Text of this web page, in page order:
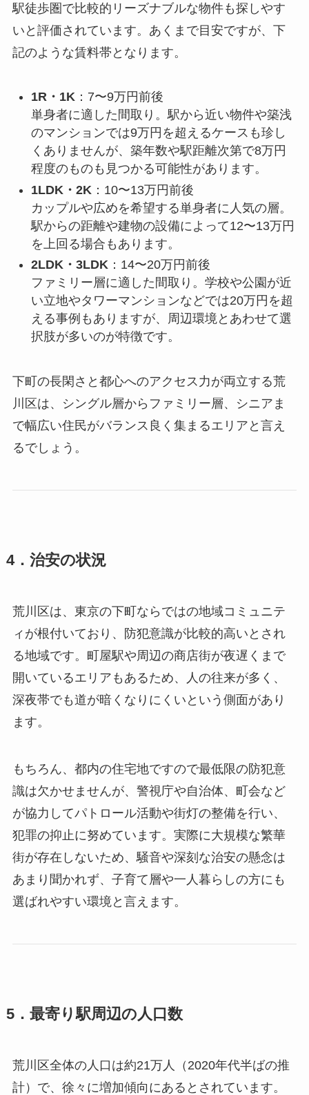
駅徒歩圏で比較的リーズナブルな物件も探しやす
いと評価されています。あくまで目安ですが、下
記のような賃料帯となります。
1R・1K：7〜9万円前後
単身者に適した間取り。駅から近い物件や築浅
のマンションでは9万円を超えるケースも珍し
くありませんが、築年数や駅距離次第で8万円
程度のものも見つかる可能性があります。
1LDK・2K ：10〜13万円前後
カップルや広めを希望する単身者に人気の層。
駅からの距離や建物の設備によって12〜13万円
を上回る場合もあります。
2LDK・3LDK：14〜20万円前後
ファミリー層に適した間取り。学校や公園が近
い立地やタワーマンションなどでは20万円を超
える事例もありますが、周辺環境とあわせて選
択肢が多いのが特徴です。
下町の長閑さと都心へのアクセス力が両立する荒
川区は、シングル層からファミリー層、シニアま
で幅広い住民がバランス良く集まるエリアと言え
るでしょう。
4．治安の状況
荒川区は、東京の下町ならではの地域コミュニテ
ィが根付いており、防犯意識が比較的高いとされ
る地域です。町屋駅や周辺の商店街が夜遅くまで
開いているエリアもあるため、人の往来が多く、
深夜帯でも道が暗くなりにくいという側面があり
ます。
もちろん、都内の住宅地ですので最低限の防犯意
識は欠かせませんが、警視庁や自治体、町会など
が協力してパトロール活動や街灯の整備を行い、
犯罪の抑止に努めています。実際に大規模な繁華
街が存在しないため、騒音や深刻な治安の懸念は
あまり聞かれず、子育て層や一人暮らしの方にも
選ばれやすい環境と言えます。
5．最寄り駅周辺の人口数
荒川区全体の人口は約21万人（2020年代半ばの推
計）で、徐々に増加傾向にあるとされています。